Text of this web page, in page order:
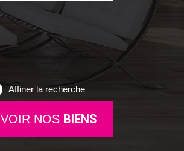
Affiner la recherche
VOIR NOS BIENS